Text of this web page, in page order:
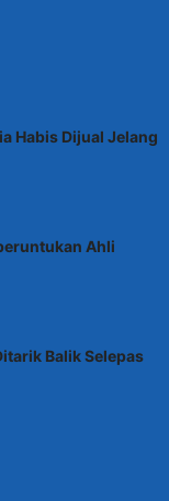
Habis Dijual Jelang
Ahli
Balik Selepas